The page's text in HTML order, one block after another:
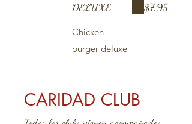
DELUXE
Chicken
burger deluxe
$7.95
CARIDAD CLUB